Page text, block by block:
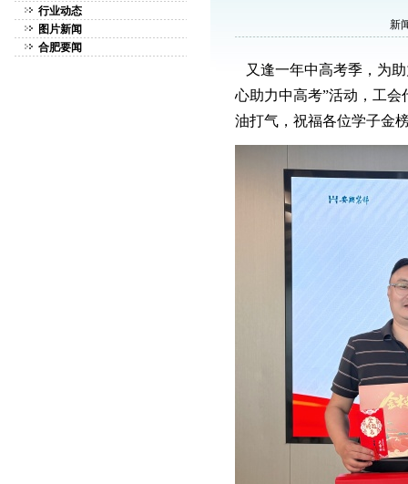
行业动态
图片新闻
合肥要闻
新
又逢一年中高考季，为
心助力中高考”活动，工
油打气，祝福各位学子金